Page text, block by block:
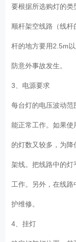
要根据所选购灯的
顺杆架空线路（线
杆的地方要用2.5m
防意外事故发生。
3、电源要求
每台灯的电压波动
能正常工作。如果
的灯数又较多，为
架线。把线路中的
工作。另外，在线
护维修。
4、挂灯